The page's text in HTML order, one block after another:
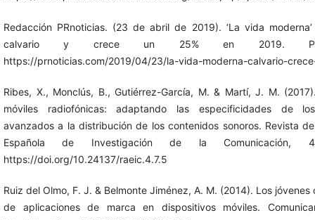
Redacción PRnoticias. (23 de abril de 2019). ‘La vida
calvario y crece un 25% en 2019.
https://prnoticias.com/2019/04/23/la-vida-moderna-calvario-
Ribes, X., Monclús, B., Gutiérrez-García, M. & Martí, J. M.
móviles radiofónicas: adaptando las especificidades de
avanzados a la distribución de los contenidos sonoros. Revista
Española de Investigación de la Comunicación,
https://doi.org/10.24137/raeic.4.7.5
Ruiz del Olmo, F. J. & Belmonte Jiménez, A. M. (2014). Los jóvenes
de aplicaciones de marca en dispositivos móviles.